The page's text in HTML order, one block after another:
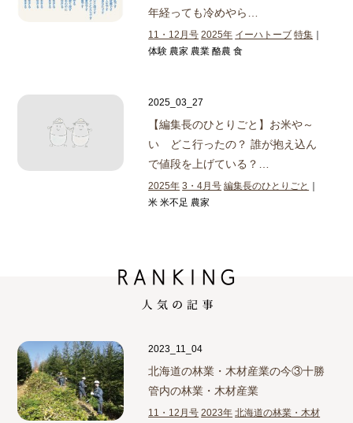
年経っても冷めやら…
11・12月号 2025年 イーハトーブ 特集 ｜
体験 農家 農業 酪農 食
2025_03_27
【編集長のひとりごと】 お米や～
い どこ行ったの？ 誰が抱え込ん
で値段を上げている？…
2025年 3・4月号 編集長のひとりごと
米 米不足 農家
2023_11_04
北海道の林業・木材産業の今③十勝
管内の林業・木材産業
11・12月号 2023年 北海道の林業・木材